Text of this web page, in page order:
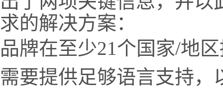
求的解决方案：
品牌在至少21个国家/地
需要提供足够语言支持，